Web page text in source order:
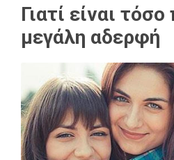
Γιατί είναι
μεγάλη αδερφή